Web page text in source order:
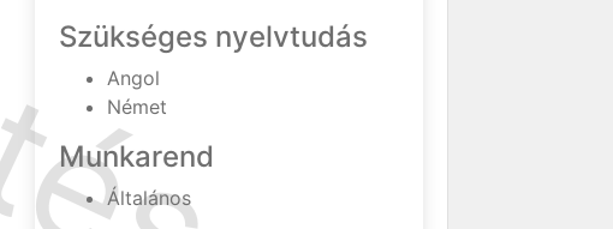
Szükséges nyelvtudás
Angol
Német
Munkarend
Általános